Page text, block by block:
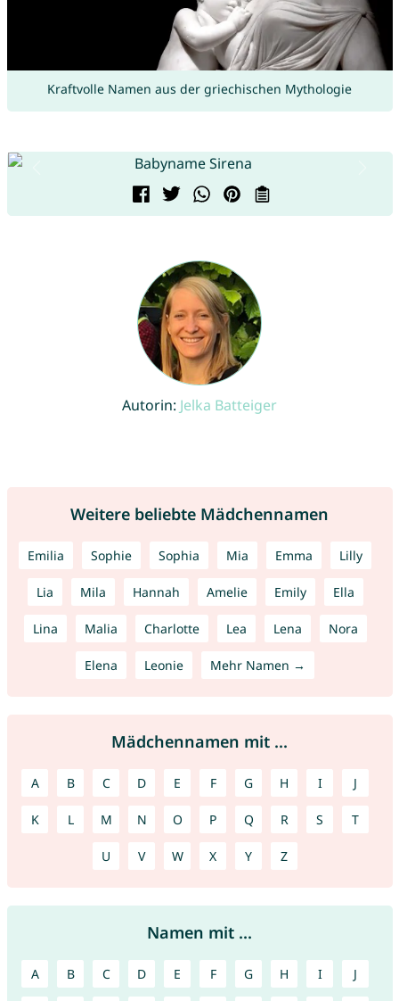
Kraftvolle Namen aus der griechischen Mythologie
Autorin: Jelka Batteiger
Weitere beliebte Mädchennamen
Emilia Sophie Sophia Mia Emma Lilly
Lia Mila Hannah Amelie Emily Ella
Lina Malia Charlotte Lea Lena Nora
Elena Leonie Mehr Namen →
Mädchennamen mit ...
A B C D E F G H I J
K L M N O P Q R S T
U V W X Y Z
Namen mit ...
A B C D E F G H I J